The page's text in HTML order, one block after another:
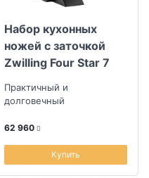
Набор кухонных
ножей с заточкой
Zwilling Four Star 7
Практичный и
долговечный
62 960
Купить